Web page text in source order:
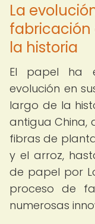
La
fabricación
la historia
El papel ha
evolución en
largo de la
antigua China,
fibras de
y el arroz,
de papel por
proceso de
numerosas